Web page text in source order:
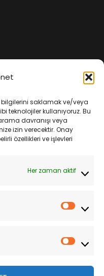
saklamak ve/veya
teknolojiler kullanıyoruz. Bu
davranışı veya
izin verecektir. Onay
özellikleri ve işlevleri
Her zaman aktif